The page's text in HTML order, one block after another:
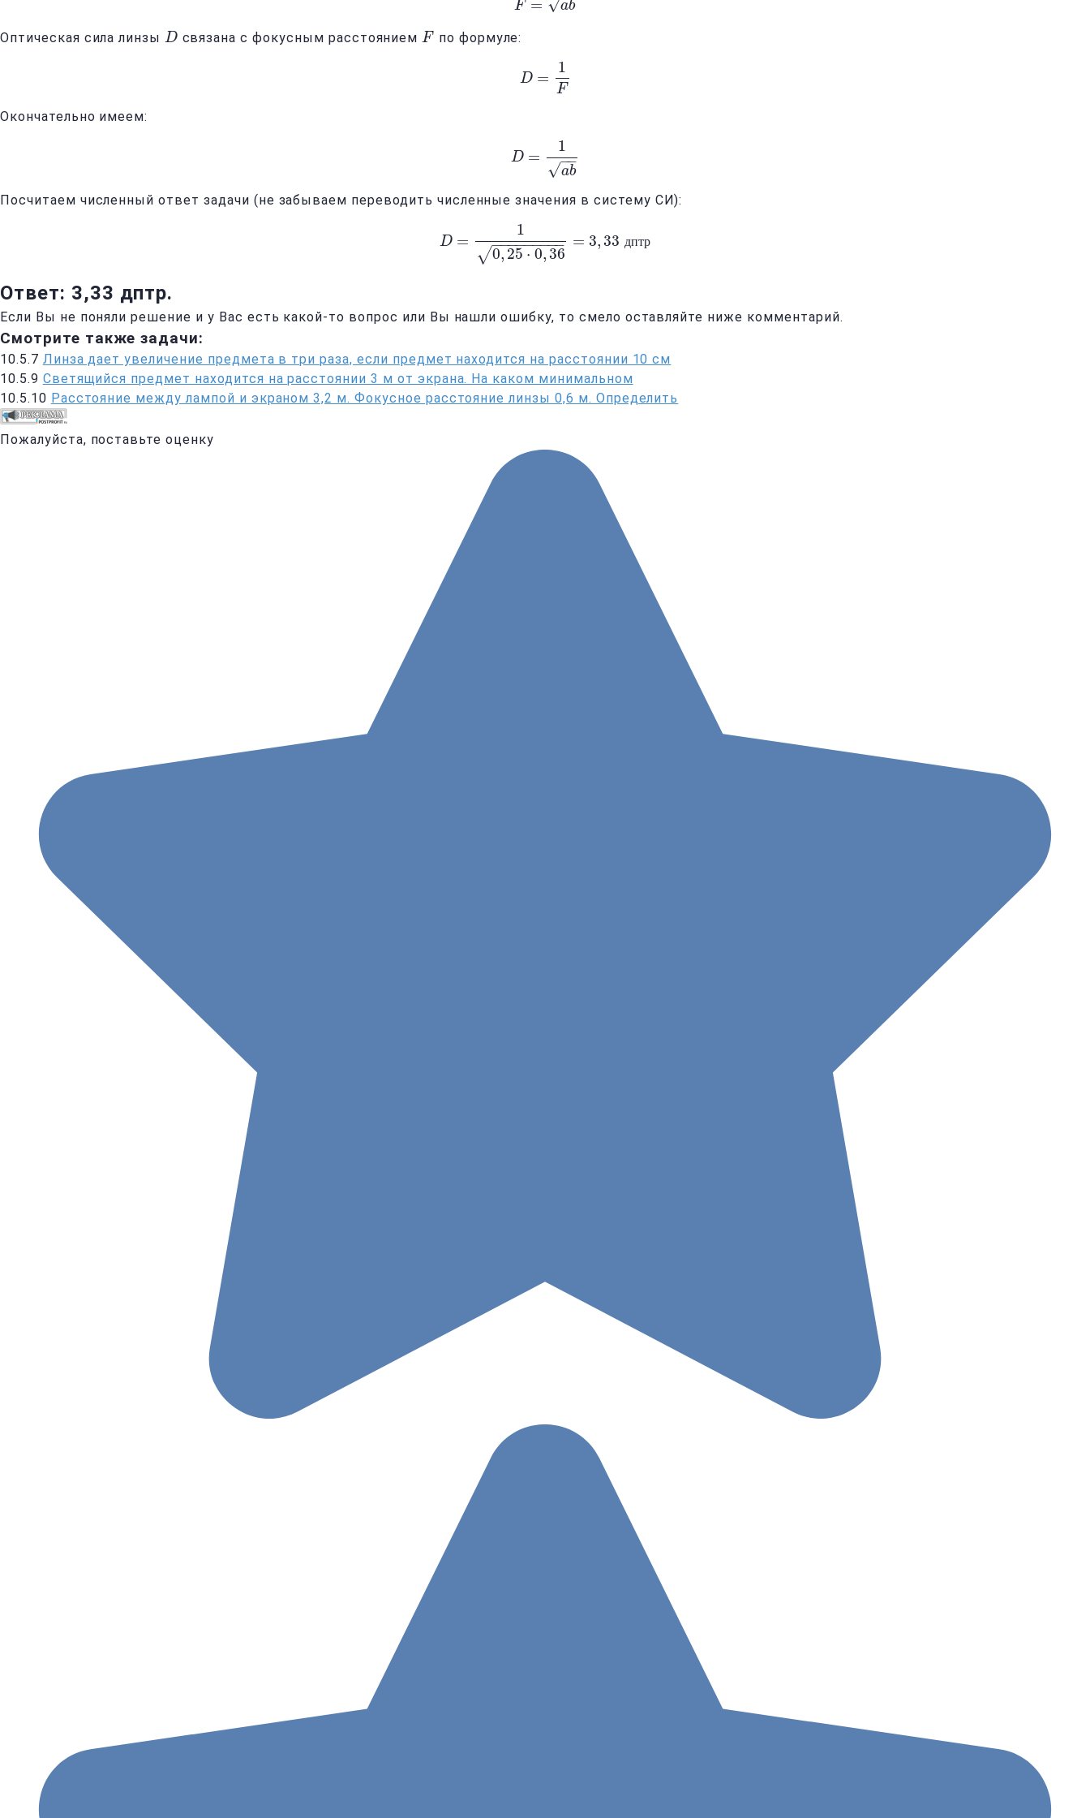
F = ab
√
F= ab
Оптическая сила линзы D
D связана с фокусным расстоянием F
F по формуле:
D =
1
F
D=1 F
Окончательно имеем:
D =
1
ab
−−
√
D= 1ab
Посчитаем численный ответ задачи (не забываем переводить численные значения в систему СИ):
D =
1
0, 25 ⋅ 0, 36
− −
−−−−−−−
√
= 3, 33 дптр
D=10,25⋅0,36=3 33дптр
Ответ: 3,33 дптр.
Если Вы не поняли решение и у Вас есть какой-то вопрос или Вы нашли ошибку, то смело оставляйте ниже комментарий.
Смотрите также задачи:
10.5.7 Линза дает увеличение предмета в три раза, если предмет находится на расстоянии 10 см
10.5.9 Светящийся предмет находится на расстоянии 3 м от экрана. На каком минимальном
10.5.10 Расстояние между лампой и экраном 3,2 м. Фокусное расстояние линзы 0,6 м. Определить
Пожалуйста, поставьте оценку